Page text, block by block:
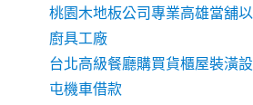
桃園木地板公司專業高雄當舖
廚具工廠
台北高級餐廳購買貨櫃屋裝潢
屯機車借款